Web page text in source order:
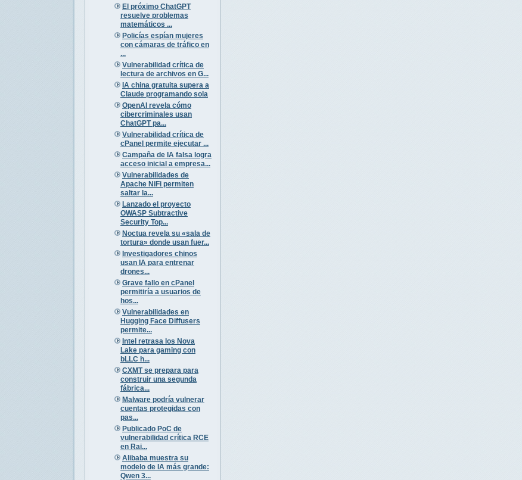
El próximo ChatGPT
resuelve problemas
matemáticos ...
Policías espían mujeres
con cámaras de tráfico en
...
Vulnerabilidad crítica de
lectura de archivos en G...
IA china gratuita supera a
Claude programando sola
OpenAI revela cómo
cibercriminales usan
ChatGPT pa...
Vulnerabilidad crítica de
cPanel permite ejecutar ...
Campaña de IA falsa logra
acceso inicial a empresa...
Vulnerabilidades de
Apache NiFi permiten
saltar la...
Lanzado el proyecto
OWASP Subtractive
Security Top...
Noctua revela su «sala de
tortura» donde usan fuer...
Investigadores chinos
usan IA para entrenar
drones...
Grave fallo en cPanel
permitiría a usuarios de
hos...
Vulnerabilidades en
Hugging Face Diffusers
permite...
Intel retrasa los Nova
Lake para gaming con
bLLC h...
CXMT se prepara para
construir una segunda
fábrica...
Malware podría vulnerar
cuentas protegidas con
pas...
Publicado PoC de
vulnerabilidad crítica RCE
en Rai...
Alibaba muestra su
modelo de IA más grande:
Qwen 3...